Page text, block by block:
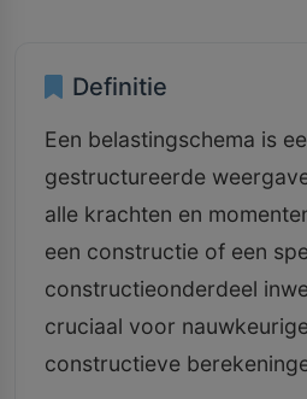
Definitie
Een belastingschema is
gestructureerde
alle krachten en
een constructie of een
constructieonderdeel
cruciaal voor
constructieve